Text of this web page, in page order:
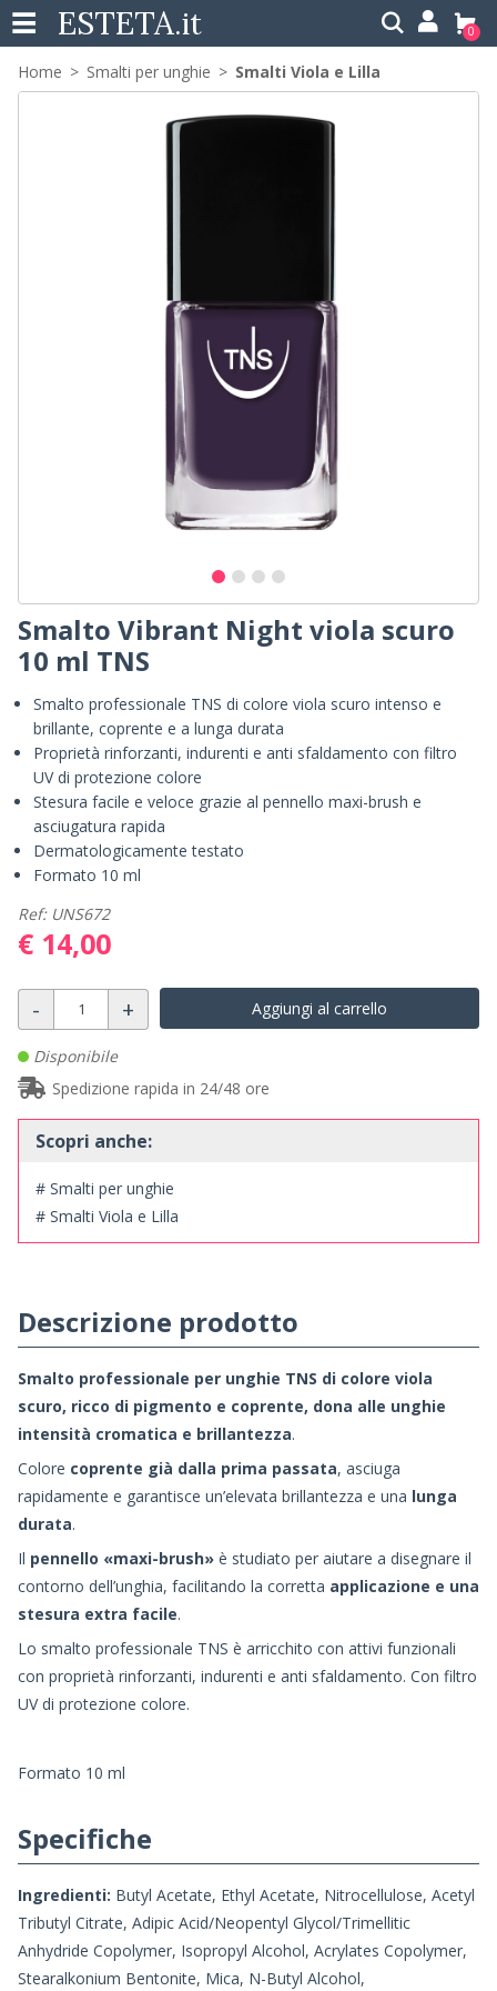
ESTETA.it 0
Home Smalti per unghie Smalti Viola e Lilla
Smalto Vibrant Night viola scuro
10 ml TNS
Smalto professionale TNS di colore viola scuro intenso e
brillante, coprente e a lunga durata
Proprietà rinforzanti, indurenti e anti sfaldamento con filtro
UV di protezione colore
Stesura facile e veloce grazie al pennello maxi-brush e
asciugatura rapida
Dermatologicamente testato
Formato 10 ml
Ref: UNS672
€ 14,00
- + Aggiungi al carrello
Disponibile
Spedizione rapida in 24/48 ore
Scopri anche:
# Smalti per unghie
# Smalti Viola e Lilla
Descrizione prodotto
Smalto professionale per unghie TNS di colore viola
scuro, ricco di pigmento e coprente, dona alle unghie
intensità cromatica e brillantezza.
Colore coprente già dalla prima passata, asciuga
rapidamente e garantisce un’elevata brillantezza e una lunga
durata.
Il pennello «maxi-brush» è studiato per aiutare a disegnare il
contorno dell’unghia, facilitando la corretta applicazione e una
stesura extra facile.
Lo smalto professionale TNS è arricchito con attivi funzionali
con proprietà rinforzanti, indurenti e anti sfaldamento. Con filtro
UV di protezione colore.
Formato 10 ml
Specifiche
Ingredienti: Butyl Acetate, Ethyl Acetate, Nitrocellulose, Acetyl
Tributyl Citrate, Adipic Acid/Neopentyl Glycol/Trimellitic
Anhydride Copolymer, Isopropyl Alcohol, Acrylates Copolymer,
Stearalkonium Bentonite, Mica, N-Butyl Alcohol,